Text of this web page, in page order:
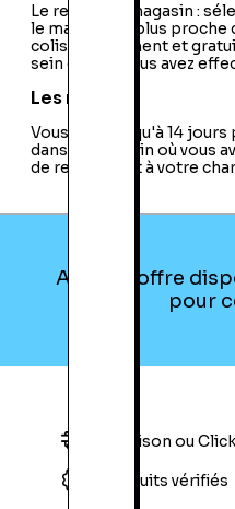
Le retrait en magasin :
le magasin le plus proche
colis directement et
sein duquel vous avez
Les retours
Vous avez jusqu'à 14
dans le magasin où vous
de retour sont à votre
Aucune offre
pour
Livraison ou
Produits vérifiés